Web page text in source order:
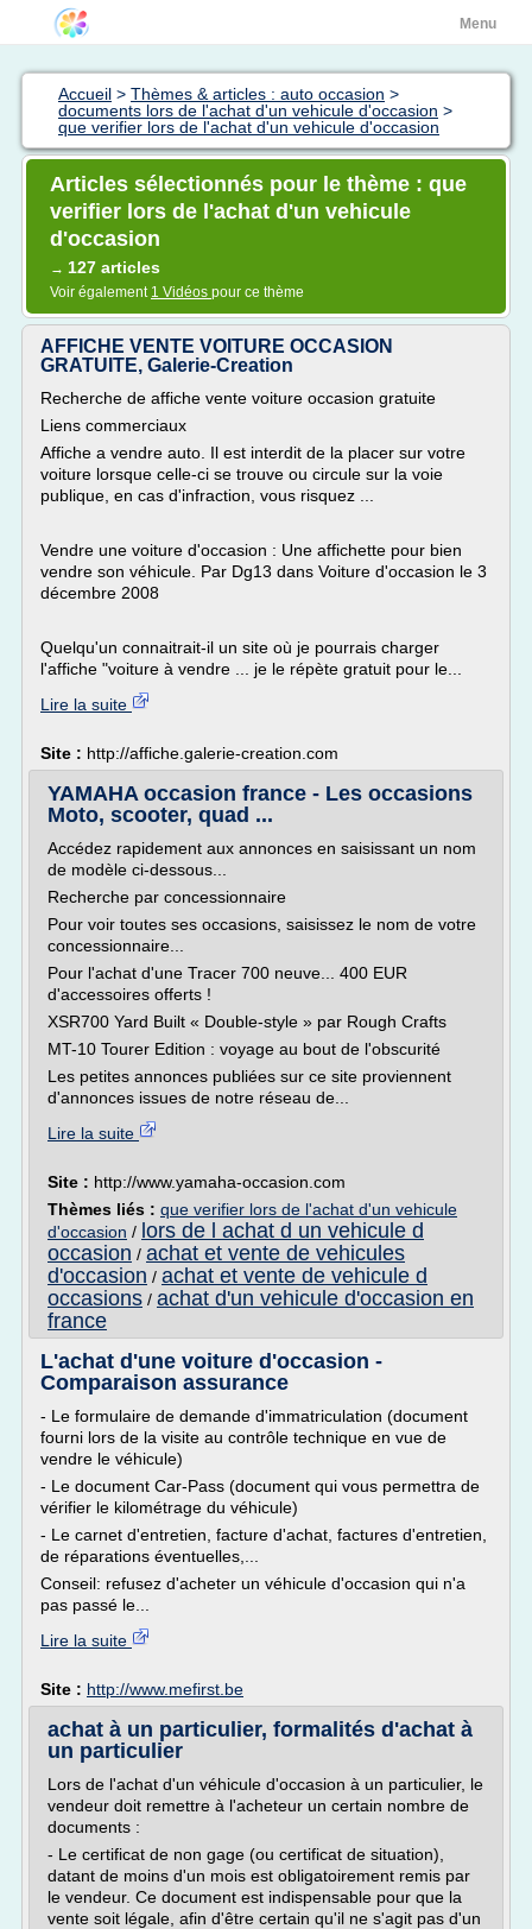
Menu
Accueil > Thèmes & articles : auto occasion >
documents lors de l'achat d'un vehicule d'occasion >
que verifier lors de l'achat d'un vehicule d'occasion
Articles sélectionnés pour le thème : que
verifier lors de l'achat d'un vehicule
d'occasion
→ 127 articles
Voir également 1 Vidéos pour ce thème
AFFICHE VENTE VOITURE OCCASION
GRATUITE, Galerie-Creation
Recherche de affiche vente voiture occasion gratuite
Liens commerciaux
Affiche a vendre auto. Il est interdit de la placer sur votre
voiture lorsque celle-ci se trouve ou circule sur la voie
publique, en cas d'infraction, vous risquez ...
Vendre une voiture d'occasion : Une affichette pour bien
vendre son véhicule. Par Dg13 dans Voiture d'occasion le 3
décembre 2008
Quelqu'un connaitrait-il un site où je pourrais charger
l'affiche "voiture à vendre ... je le répète gratuit pour le...
Lire la suite
Site : http://affiche.galerie-creation.com
YAMAHA occasion france - Les occasions
Moto, scooter, quad ...
Accédez rapidement aux annonces en saisissant un nom
de modèle ci-dessous...
Recherche par concessionnaire
Pour voir toutes ses occasions, saisissez le nom de votre
concessionnaire...
Pour l'achat d'une Tracer 700 neuve... 400 EUR
d'accessoires offerts !
XSR700 Yard Built « Double-style » par Rough Crafts
MT-10 Tourer Edition : voyage au bout de l'obscurité
Les petites annonces publiées sur ce site proviennent
d'annonces issues de notre réseau de...
Lire la suite
Site : http://www.yamaha-occasion.com
Thèmes liés : que verifier lors de l'achat d'un vehicule
d'occasion / lors de l achat d un vehicule d
occasion / achat et vente de vehicules
d'occasion / achat et vente de vehicule d
occasions / achat d'un vehicule d'occasion en
france
L'achat d'une voiture d'occasion -
Comparaison assurance
- Le formulaire de demande d'immatriculation (document
fourni lors de la visite au contrôle technique en vue de
vendre le véhicule)
- Le document Car-Pass (document qui vous permettra de
vérifier le kilométrage du véhicule)
- Le carnet d'entretien, facture d'achat, factures d'entretien,
de réparations éventuelles,...
Conseil: refusez d'acheter un véhicule d'occasion qui n'a
pas passé le...
Lire la suite
Site : http://www.mefirst.be
achat à un particulier, formalités d'achat à
un particulier
Lors de l'achat d'un véhicule d'occasion à un particulier, le
vendeur doit remettre à l'acheteur un certain nombre de
documents :
- Le certificat de non gage (ou certificat de situation),
datant de moins d'un mois est obligatoirement remis par
le vendeur. Ce document est indispensable pour que la
vente soit légale, afin d'être certain qu'il ne s'agit pas d'un